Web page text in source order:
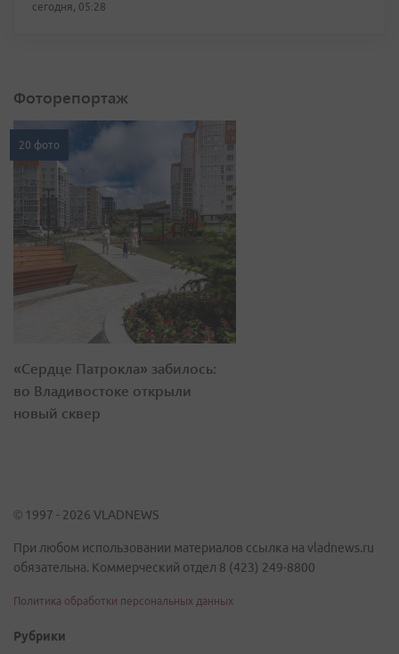
сегодня, 05:28
Фоторепортаж
20 фото
«Сердце Патрокла» забилось:
во Владивостоке открыли
новый сквер
© 1997 - 2026 VLADNEWS
При любом использовании материалов ссылка на vladnews.ru
обязательна. Коммерческий отдел 8 (423) 249-8800
Политика обработки персональных данных
Рубрики